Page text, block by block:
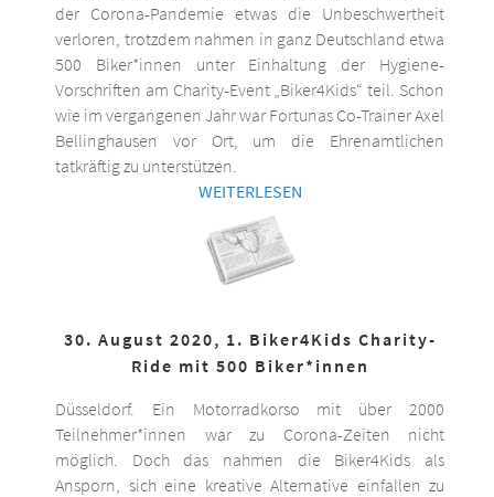
der Corona-Pandemie etwas die Unbeschwertheit
verloren, trotzdem nahmen in ganz Deutschland etwa
500 Biker*innen unter Einhaltung der Hygiene-
Vorschriften am Charity-Event „Biker4Kids“ teil. Schon
wie im vergangenen Jahr war Fortunas Co-Trainer Axel
Bellinghausen vor Ort, um die Ehrenamtlichen
tatkräftig zu unterstützen.
WEITERLESEN
30. August 2020, 1. Biker4Kids Charity-
Ride mit 500 Biker*innen
Düsseldorf. Ein Motorradkorso mit über 2000
Teilnehmer*innen war zu Corona-Zeiten nicht
möglich. Doch das nahmen die Biker4Kids als
Ansporn, sich eine kreative Alternative einfallen zu